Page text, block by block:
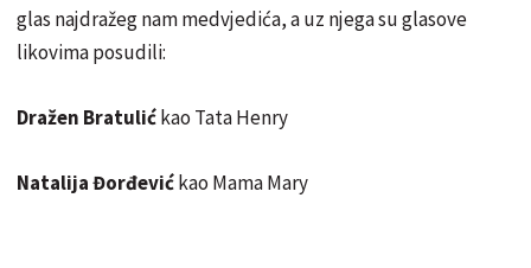
glas najdražeg nam medvjedića, a uz njega su glasove
likovima posudili:
Dražen Bratulićkao Tata Henry
Natalija Đorđevićkao Mama Mary